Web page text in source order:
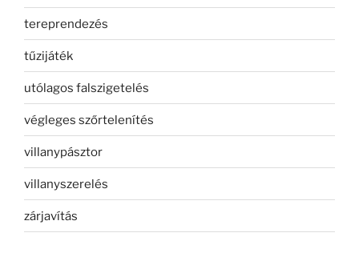
tereprendezés
tűzijáték
utólagos falszigetelés
végleges szőrtelenítés
villanypásztor
villanyszerelés
zárjavítás